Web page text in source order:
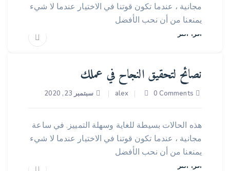
مجانية ، عندما تكون قوتنا في الاختيار عندما لا شيء
يمنعنا من أن نحب الأفضل
اقرأ أكثر
اعمال مستشار
نصائح لتحقيق النجاح في عملك
alex 0 Comments سبتمبر 23, 2020
هذه الحالات بسيطة للغاية وسهلة التمييز. في ساعة
مجانية ، عندما تكون قوتنا في الاختيار عندما لا شيء
يمنعنا من أن نحب الأفضل
اقرأ أكثر